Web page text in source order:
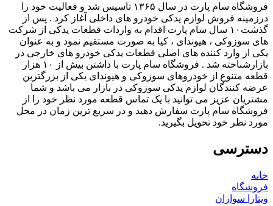
فروشگاه سام پارت در سال ۱۳۶۵ تاسیس شد و فعالیت خود را
درزمینه فروش لوازم یدکی خودرو های داخلی آغاز کرد . پس از
گذشت۱۰ سال سام پارت اقدام به واردات قطعات یدکی از شرکت
های سوزوکی ، هیوندای ، کیا به صورت مستقیم نمود و به عنوان
یکی از وارد کننده های اصلی قطعات یدکی خودرو های خارجی در
بازارشناخته شد . فروشگاه سام پارت با داشتن بیش از ۱۰ هزار
قطعه متنوع از خودروهای سوزوکی و هیوندای یکی از بزرگترین
عرضه کنندگان لوازم یدکی سوزوکی در بازار می باشد و شما
مشتریان عزیز می توانید با یک تماس قطعه مورد نظر خود را از
فروشگاه سام پارت سفارش دهید و در سریع ترین زمان در محل
مورد نظر خود تحویل بگیرید.
دسترسی
خانه
فروشگاه
ویتارا سواران